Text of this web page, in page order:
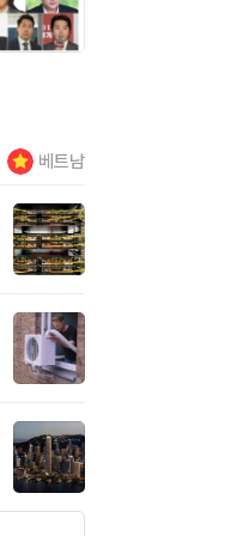
베트남